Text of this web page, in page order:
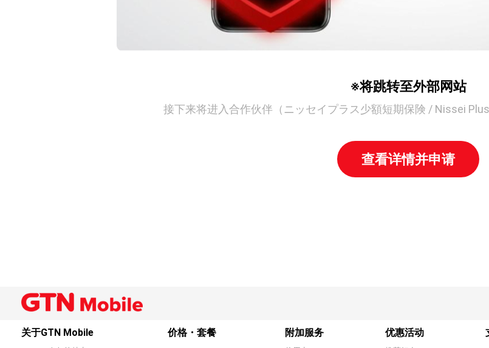
※将跳转至外部网站
接下来将进入合作伙伴（ニッセイプラス少額短期保険 / Nissei
查看详情并申请
关于GTN Mobile 价格・套餐 附加服务 优惠活动